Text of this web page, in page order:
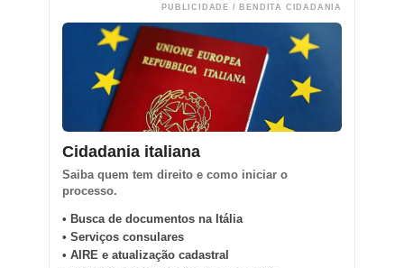
PUBLICIDADE / BENDITA CIDADANIA
Cidadania italiana
Saiba quem tem direito e como iniciar o
processo.
• Busca de documentos na Itália
• Serviços consulares
• AIRE e atualização cadastral